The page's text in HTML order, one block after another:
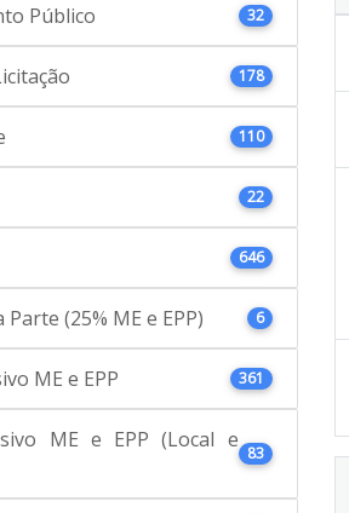
Público 32
178
110
22
646
(25% ME e EPP) 6
ME e EPP 361
ME e EPP (Local e
83